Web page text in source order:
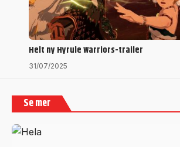
Helt ny Hyrule Warriors-trailer
31/07/2025
Se mer